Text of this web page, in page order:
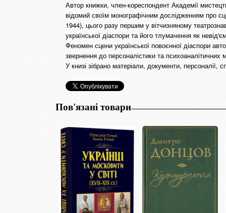
Автор книжки, член-кореспондент Академії
відомий своїм монографічним дослідженням про
1944), цього разу першим у вітчизняному
української діаспори та його тлумачення як
Феномен сцени української повоєнної діаспори
звернення до персоналістики та психоаналітичних
У книзі зібрано матеріали, документи, персоналії,
Пов'язані товари